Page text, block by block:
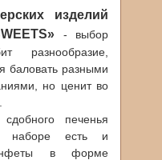
изделий
- выбор
разнообразие,
баловать разными
но ценит во
печенья
наборе есть и
в форме